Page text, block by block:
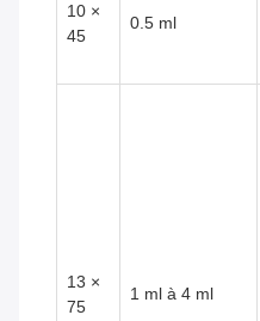
10 ×
45
0.5 ml
13 ×
75
1 ml à 4 ml